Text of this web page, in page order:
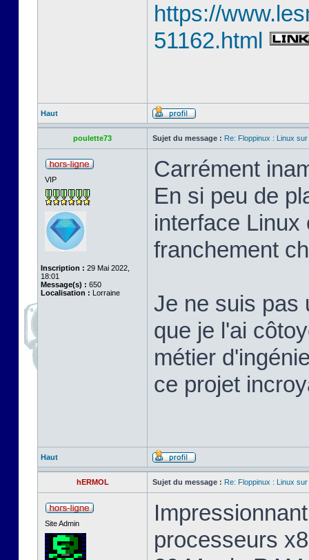
https://
51162.html
Haut
poulette73 Sujet du message : Re: Floppinux : Linux
VIP
Inscription : 29 Mai 2022,
18:01
Message(s) : 650
Localisation : Lorraine
Carrément
En si peu de
interface Linux
franchement
Je ne suis pas
que je l'ai
métier
ce projet
Haut
hERMOL Sujet du message : Re: Floppinux : Linux
Site Admin
processeurs